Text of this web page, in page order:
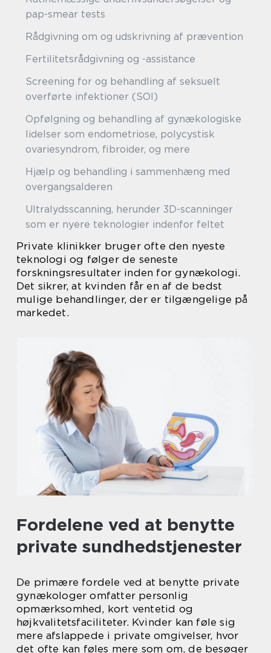
pap-smear tests
Rådgivning om og udskrivning af prævention
Fertilitetsrådgivning og -assistance
Screening for og behandling af seksuelt
overførte infektioner (SOI)
Opfølgning og behandling af gynækologiske
lidelser som endometriose, polycystisk
ovariesyndrom, fibroider, og mere
Hjælp og behandling i sammenhæng med
overgangsalderen
Ultralydsscanning, herunder 3D-scanninger
som er nyere teknologier indenfor feltet
Private klinikker bruger ofte den nyeste
teknologi og følger de seneste
forskningsresultater inden for gynækologi.
Det sikrer, at kvinden får en af de bedst
mulige behandlinger, der er tilgængelige på
markedet.
Fordelene ved at benytte
private sundhedstjenester
De primære fordele ved at benytte private
gynækologer omfatter personlig
opmærksomhed, kort ventetid og
højkvalitetsfaciliteter. Kvinder kan føle sig
mere afslappede i private omgivelser, hvor
det ofte kan føles mere som om, de besøger